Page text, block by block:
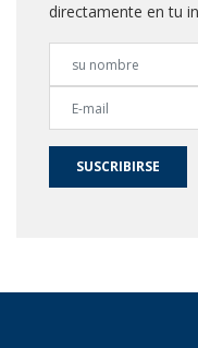
directamente en tu
SUSCRIBIRSE